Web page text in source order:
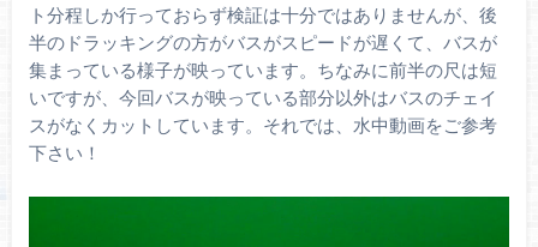
ト分程しか行っておらず検証は十分ではありませんが、後
半のドラッキングの方がバスがスピードが遅くて、バスが
集まっている様子が映っています。ちなみに前半の尺は短
いですが、今回バスが映っている部分以外はバスのチェイ
スがなくカットしています。それでは、水中動画をご参考
下さい！